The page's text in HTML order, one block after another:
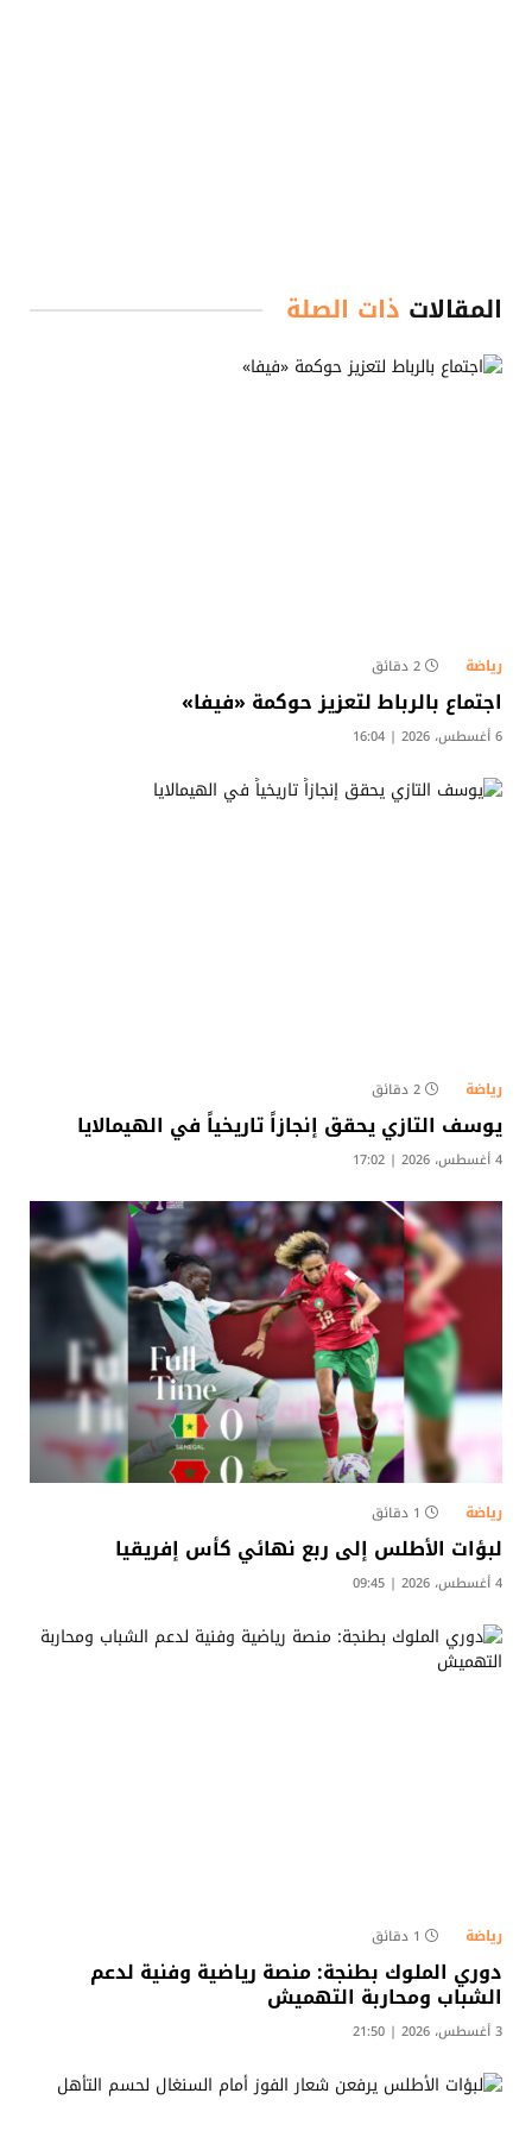
المقالات ذات الصلة
رياضة 2 دقائق
اجتماع بالرباط لتعزيز حوكمة «فيفا»
6 أغسطس، 2026 | 16:04
رياضة 2 دقائق
يوسف التازي يحقق إنجازاً تاريخياً في الهيمالايا
4 أغسطس، 2026 | 17:02
رياضة 1 دقائق
لبؤات الأطلس إلى ربع نهائي كأس إفريقيا
4 أغسطس، 2026 | 09:45
رياضة 1 دقائق
دوري الملوك بطنجة: منصة رياضية وفنية لدعم
الشباب ومحاربة التهميش​
3 أغسطس، 2026 | 21:50